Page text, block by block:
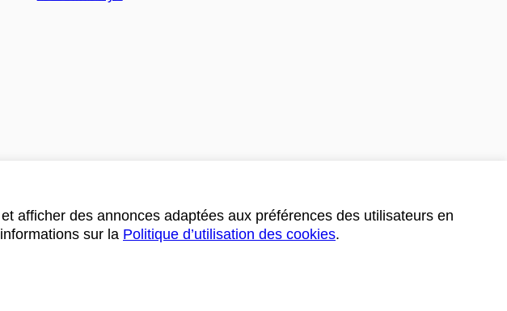
afficher des annonces adaptées aux préférences des utilisateurs en
sur la Politique d’utilisation des cookies.